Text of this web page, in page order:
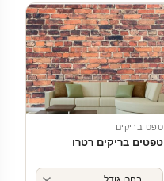
טפט בריקים
טפטים בריקים רטרו